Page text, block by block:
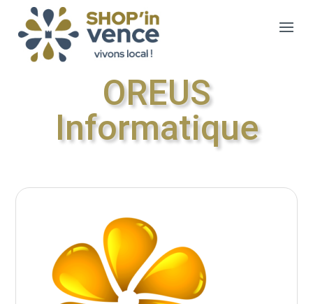
OREUS
Informatique